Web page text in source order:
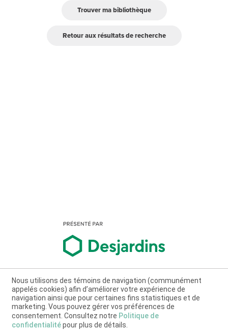
Trouver ma bibliothèque
Retour aux résultats de recherche
Nous utilisons des témoins de navigation (communément
appelés cookies) afin d’améliorer votre expérience de
navigation ainsi que pour certaines fins statistiques et de
marketing. Vous pouvez gérer vos préférences de
consentement. Consultez notre Politique de
confidentialitépour plus de détails.